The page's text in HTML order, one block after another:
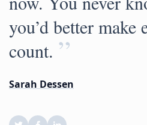
you’d better make
count. ”
Sarah Dessen